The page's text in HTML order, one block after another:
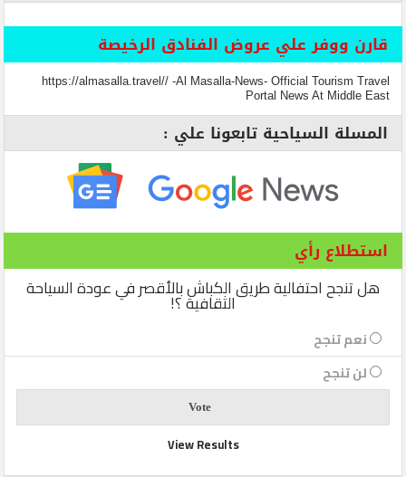
قارن ووفر علي عروض الفنادق الرخيصة
https://almasalla.travel// -Al Masalla-News- Official Tourism Travel
Portal News At Middle East
المسلة السياحية تابعونا علي :
استطلاع رأي
هل تنجح احتفالية طريق الكباش بالأقصر في عودة السياحة
الثقافية ؟!
نعم تنجح
لن تنجح
View Results